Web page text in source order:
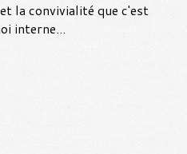
la convivialité que c'est
interne...